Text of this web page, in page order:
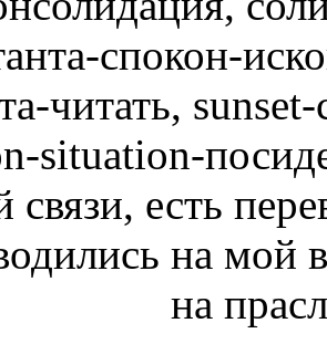
спокон-
читать,
situation-
связи, есть
на мой
на